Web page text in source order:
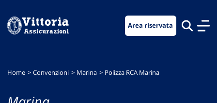
menu
contenuto
footer
Area riservata
Home Convenzioni Marina Polizza RCA Marina